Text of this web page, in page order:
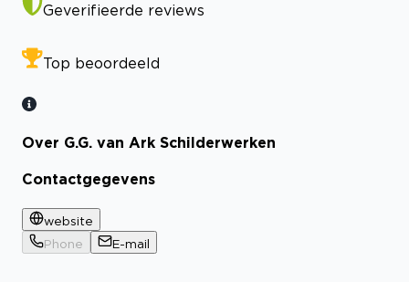
Geverifieerde reviews
Top beoordeeld
Over G.G. van Ark Schilderwerken
Contactgegevens
website
Phone
E-mail